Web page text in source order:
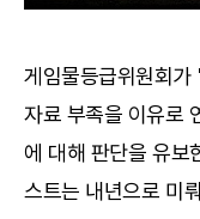
게임물등급위원회
자료 부족을 이유로
에 대해 판단을 유보
스트는 내년으로 미